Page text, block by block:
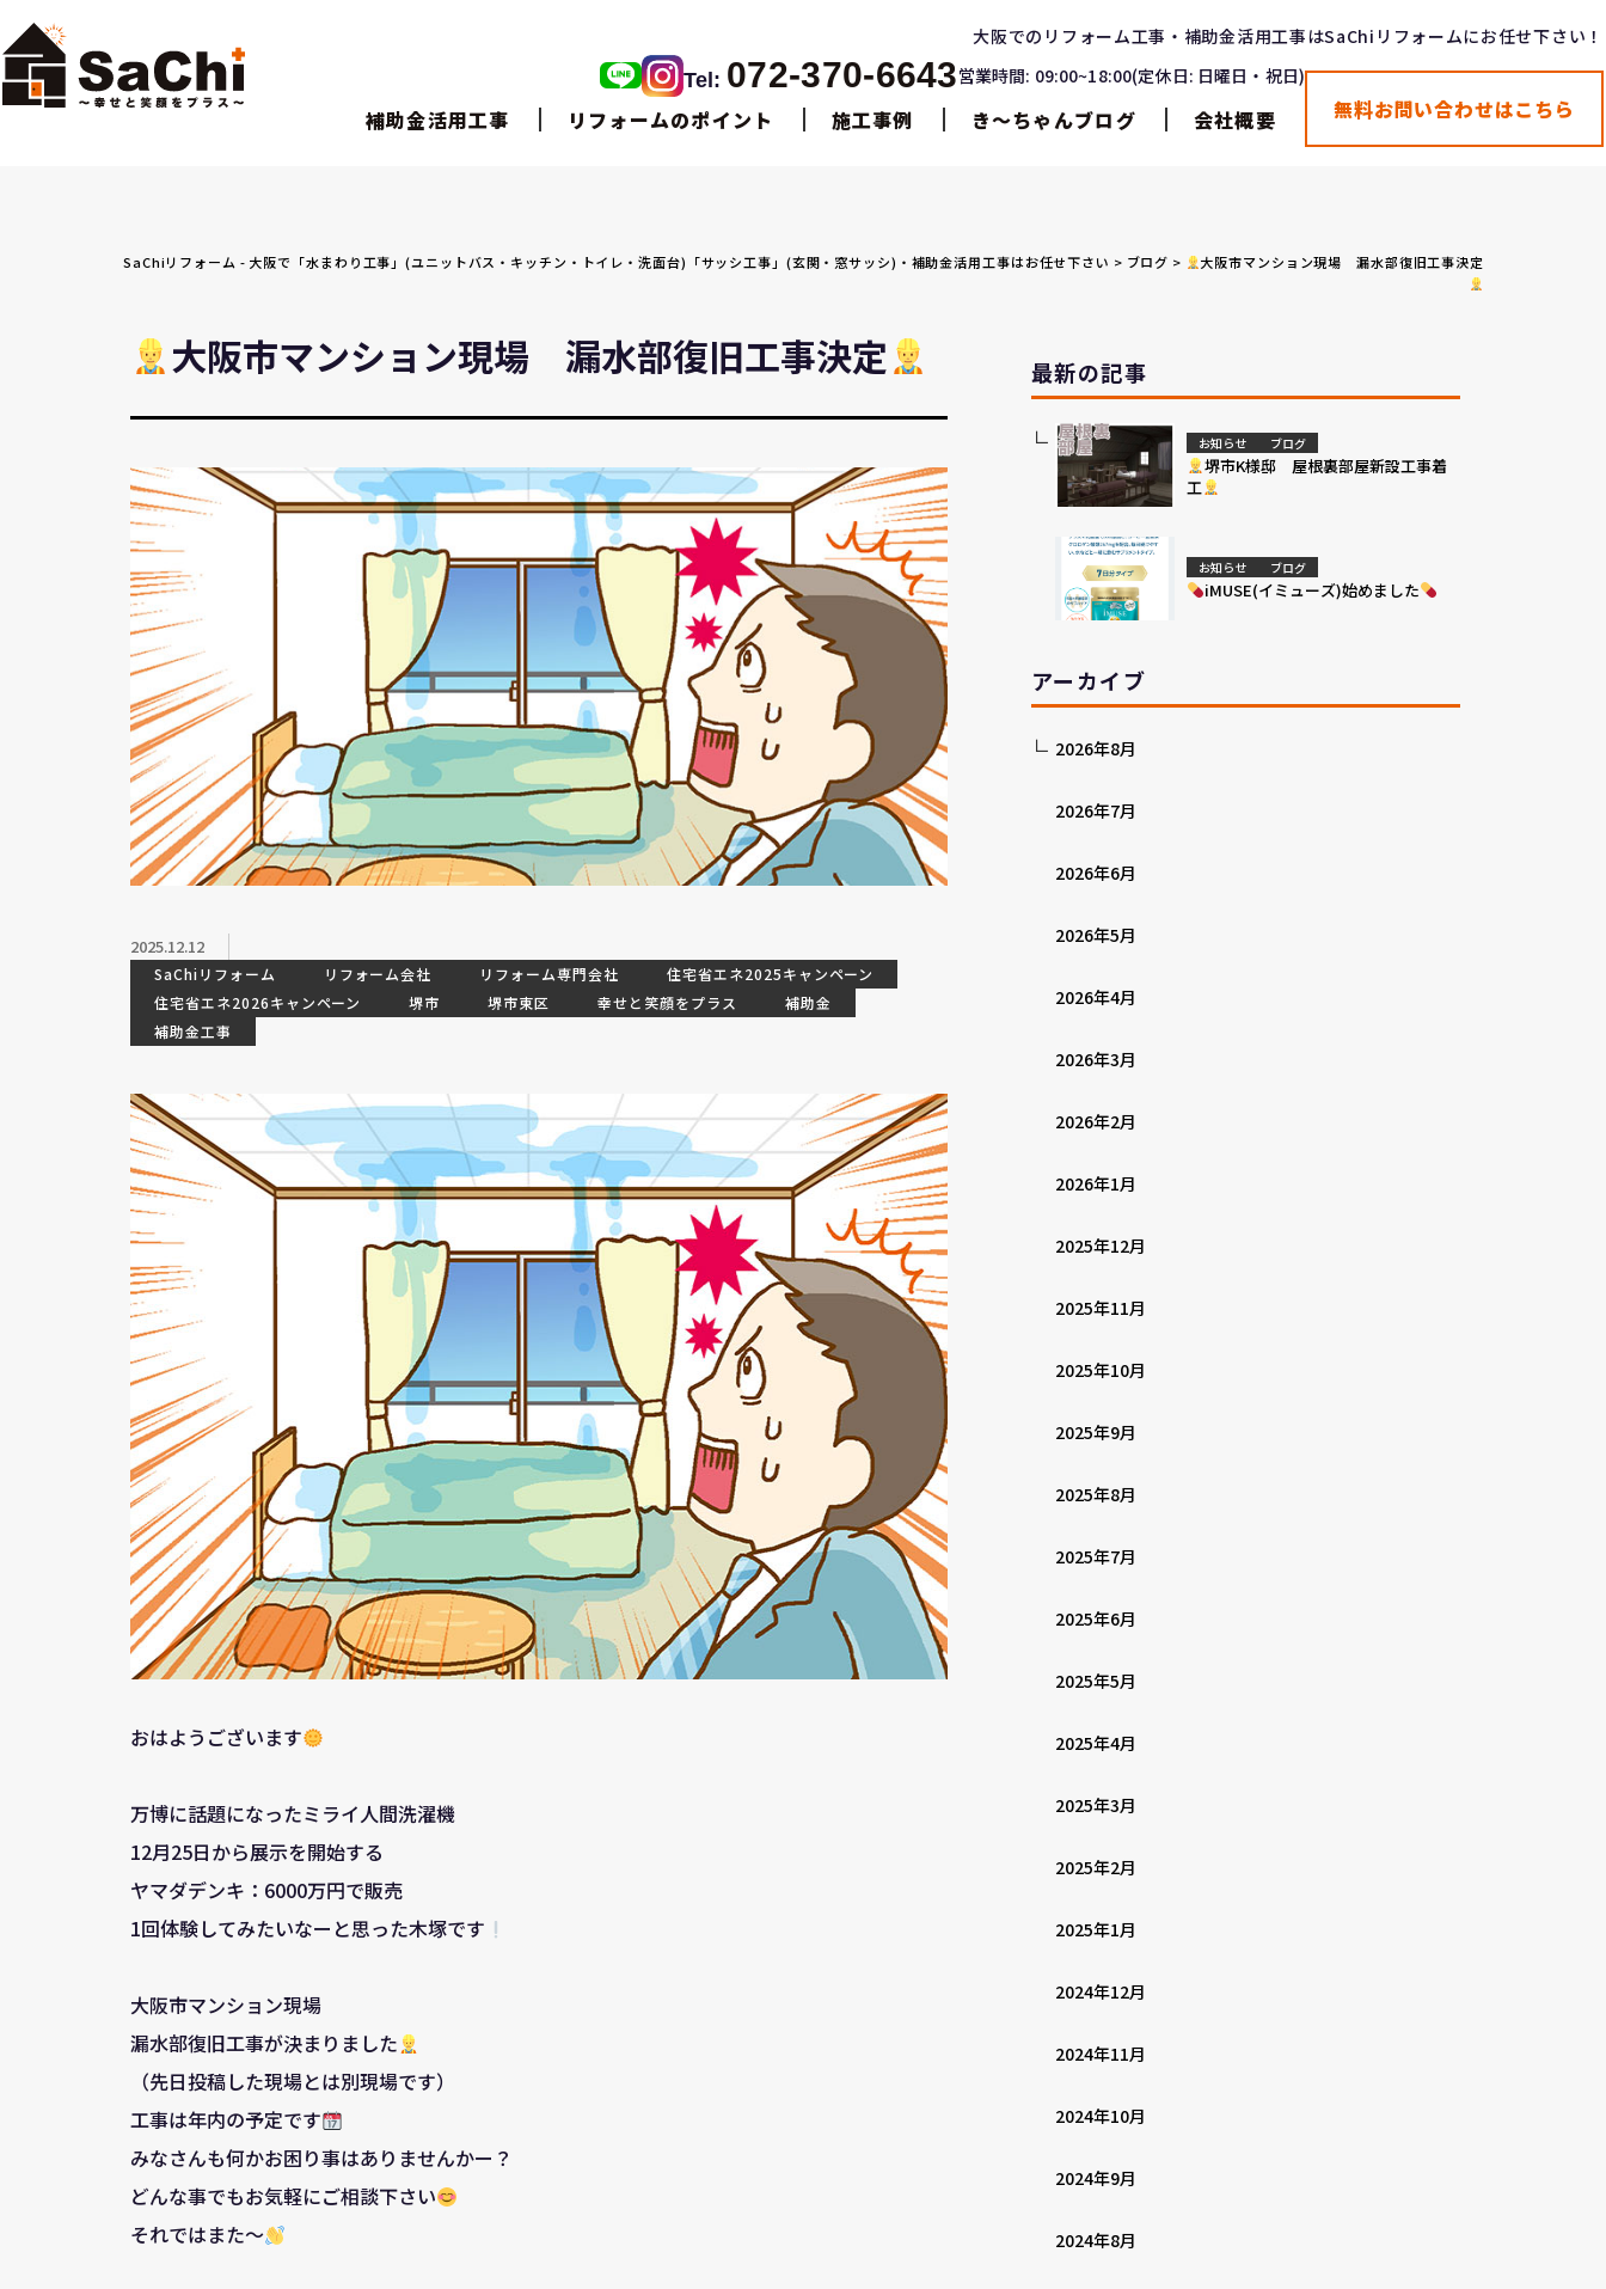
大阪でのリフォーム工事・補助金活用工事はSaChiリフォームにお任せ下さい！
Tel: 072-370-6643営業時間: 09:00~18:00(定休日: 日曜日・祝日)
補助金活用工事 リフォームのポイント 施工事例 き〜ちゃんブログ 会社概要 無料お問い合わせはこちら
SaChiリフォーム - 大阪で「水まわり工事」(ユニットバス・キッチン・トイレ・洗面台)「サッシ工事」(玄関・窓サッシ)・補助金活用工事はお任せ下さい > ブログ > 大阪市マンション現場 漏水部復旧工事決定
大阪市マンション現場 漏水部復旧工事決定
2025.12.12
SaChiリフォーム リフォーム会社 リフォーム専門会社
住宅省エネ2025キャンペーン
住宅省エネ2026キャンペーン
堺市 堺市東区 幸せと笑顔をプラス
補助金
補助金工事
おはようございます
万博に話題になったミライ人間洗濯機
12月25日から展示を開始する
ヤマダデンキ：6000万円で販売
1回体験してみたいなーと思った木塚です
大阪市マンション現場
漏水部復旧工事が決まりました
（先日投稿した現場とは別現場です）
工事は年内の予定です
みなさんも何かお困り事はありませんかー？
どんな事でもお気軽にご相談下さい
それではまた～
最新の記事
お知らせ ブログ
堺市K様邸 屋根裏部屋新設工事着
工
お知らせ ブログ
iMUSE(イミューズ)始めました
アーカイブ
2026年8月
2026年7月
2026年6月
2026年5月
2026年4月
2026年3月
2026年2月
2026年1月
2025年12月
2025年11月
2025年10月
2025年9月
2025年8月
2025年7月
2025年6月
2025年5月
2025年4月
2025年3月
2025年2月
2025年1月
2024年12月
2024年11月
2024年10月
2024年9月
2024年8月